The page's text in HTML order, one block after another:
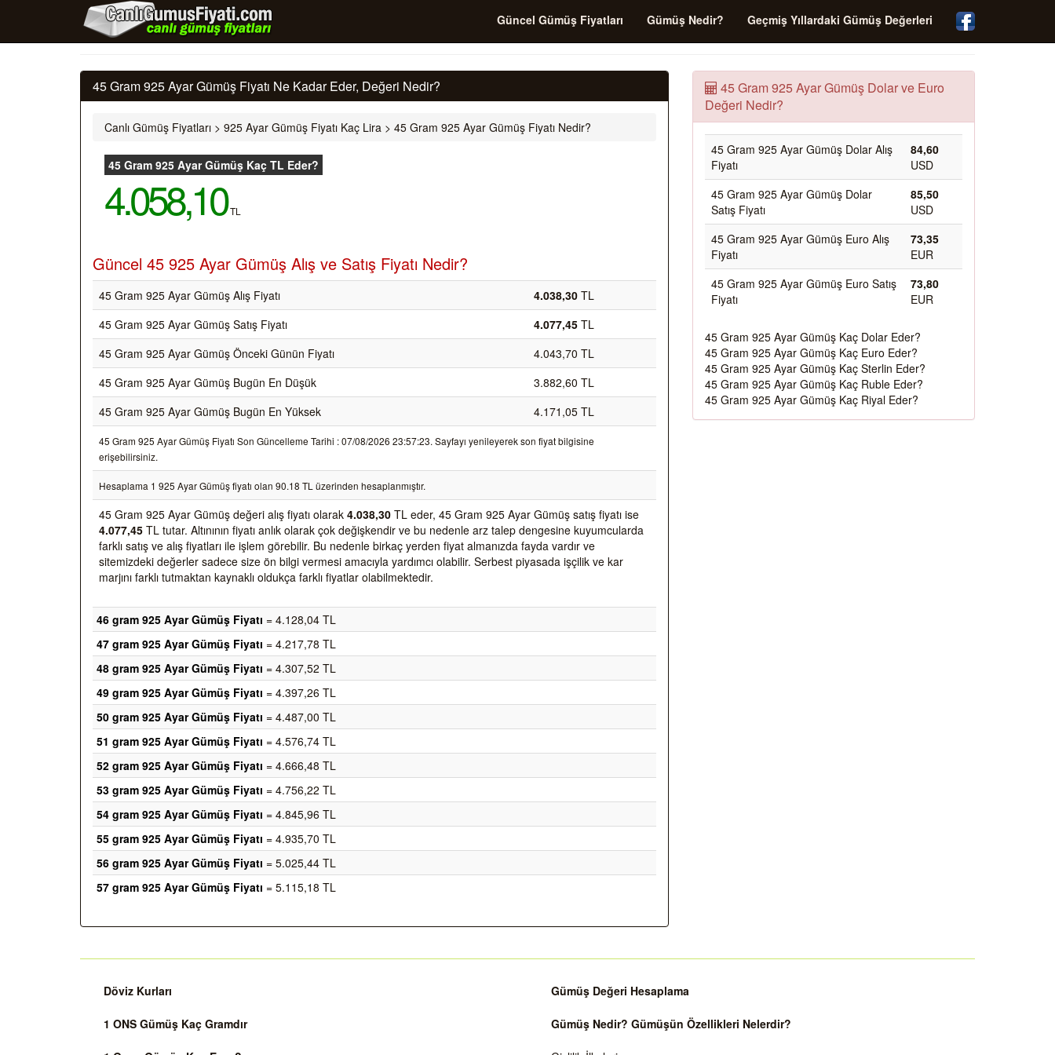
Güncel Gümüş Fiyatları Gümüş Nedir? Geçmiş Yıllardaki Gümüş Değerleri
45 Gram 925 Ayar Gümüş Fiyatı Ne Kadar Eder, Değeri Nedir?
Canlı Gümüş Fiyatları > 925 Ayar Gümüş Fiyatı Kaç Lira > 45 Gram 925 Ayar Gümüş Fiyatı Nedir?
45 Gram 925 Ayar Gümüş Kaç TL Eder?
4.058,10 TL
Güncel 45 925 Ayar Gümüş Alış ve Satış Fiyatı Nedir?
45 Gram 925 Ayar Gümüş Alış Fiyatı 4.038,30 TL
45 Gram 925 Ayar Gümüş Satış Fiyatı
4.077,45 TL
45 Gram 925 Ayar Gümüş Önceki Günün Fiyatı
4.043,70 TL
45 Gram 925 Ayar Gümüş Bugün En Düşük
3.882,60 TL
45 Gram 925 Ayar Gümüş Bugün En Yüksek
4.171,05 TL
45 Gram 925 Ayar Gümüş Fiyatı Son Güncelleme Tarihi : 07/08/2026 23:57:23. Sayfayı yenileyerek son fiyat bilgisine
erişebilirsiniz.
Hesaplama 1 925 Ayar Gümüş fiyatı olan 90.18 TL üzerinden hesaplanmıştır.
45 Gram 925 Ayar Gümüş değeri alış fiyatı olarak 4.038,30 TL eder, 45 Gram 925 Ayar Gümüş satış fiyatı ise
4.077,45 TL tutar. Altınının fiyatı anlık olarak çok değişkendir ve bu nedenle arz talep dengesine kuyumcularda
farklı satış ve alış fiyatları ile işlem görebilir. Bu nedenle birkaç yerden fiyat almanızda fayda vardır ve
sitemizdeki değerler sadece size ön bilgi vermesi amacıyla yardımcı olabilir. Serbest piyasada işçilik ve kar
marjını farklı tutmaktan kaynaklı oldukça farklı fiyatlar olabilmektedir.
46 gram 925 Ayar Gümüş Fiyatı = 4.128,04 TL
47 gram 925 Ayar Gümüş Fiyatı = 4.217,78 TL
48 gram 925 Ayar Gümüş Fiyatı = 4.307,52 TL
49 gram 925 Ayar Gümüş Fiyatı = 4.397,26 TL
50 gram 925 Ayar Gümüş Fiyatı = 4.487,00 TL
51 gram 925 Ayar Gümüş Fiyatı = 4.576,74 TL
52 gram 925 Ayar Gümüş Fiyatı = 4.666,48 TL
53 gram 925 Ayar Gümüş Fiyatı = 4.756,22 TL
54 gram 925 Ayar Gümüş Fiyatı = 4.845,96 TL
55 gram 925 Ayar Gümüş Fiyatı = 4.935,70 TL
56 gram 925 Ayar Gümüş Fiyatı = 5.025,44 TL
57 gram 925 Ayar Gümüş Fiyatı = 5.115,18 TL
45 Gram 925 Ayar Gümüş Dolar ve Euro
Değeri Nedir?
45 Gram 925 Ayar Gümüş Dolar Alış
Fiyatı
84,60
USD
45 Gram 925 Ayar Gümüş Dolar
Satış Fiyatı
85,50
USD
45 Gram 925 Ayar Gümüş Euro Alış
Fiyatı
73,35
EUR
45 Gram 925 Ayar Gümüş Euro Satış
Fiyatı
73,80
EUR
45 Gram 925 Ayar Gümüş Kaç Dolar Eder?
45 Gram 925 Ayar Gümüş Kaç Euro Eder?
45 Gram 925 Ayar Gümüş Kaç Sterlin Eder?
45 Gram 925 Ayar Gümüş Kaç Ruble Eder?
45 Gram 925 Ayar Gümüş Kaç Riyal Eder?
Döviz Kurları
1 ONS Gümüş Kaç Gramdır
Gümüş Değeri Hesaplama
Gümüş Nedir? Gümüşün Özellikleri Nelerdir?